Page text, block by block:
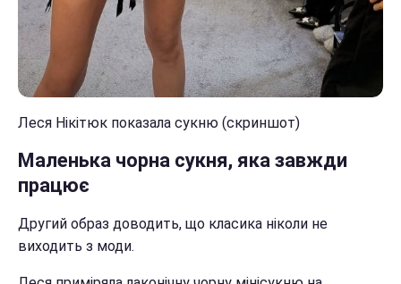
Леся Нікітюк показала сукню (скриншот)
Маленька чорна сукня, яка завжди
працює
Другий образ доводить, що класика ніколи не
виходить з моди.